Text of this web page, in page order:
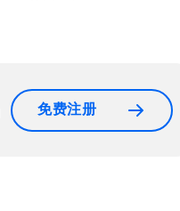
免费注册